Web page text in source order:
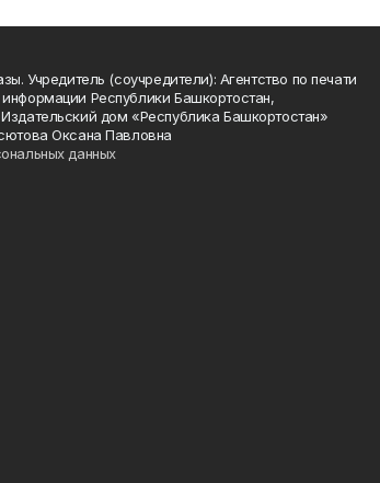
Учредитель (соучредители): Агентство по печати
Республики Башкортостан,
дом «Республика Башкортостан»
Оксана Павловна
данных